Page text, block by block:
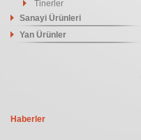
Tinerler
Sanayi Ürünleri
Yan Ürünler
Haberler